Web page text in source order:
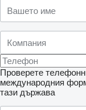
Проверете
международния
тази държава